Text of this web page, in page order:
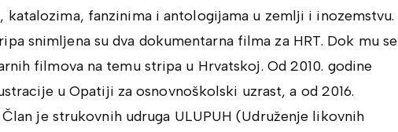
katalozima, fanzinima i antologijama u zemlji i inozemstvu.
snimljena su dva dokumentarna filma za HRT. Dok mu se
filmova na temu stripa u Hrvatskoj. Od 2010. godine
u Opatiji za osnovnoškolski uzrast, a od 2016.
je strukovnih udruga ULUPUH (Udruženje likovnih